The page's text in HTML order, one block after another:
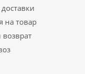
на товар